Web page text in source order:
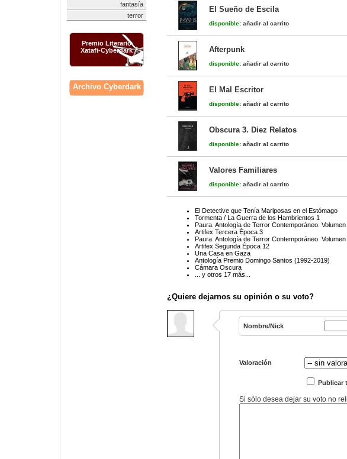
fantasía
terror
Premio Literario
Xatafi-Cyberdark
Archivo Cyberdark
El Sueño de Escila
disponible: añadir al carrito
Afterpunk
disponible: añadir al carrito
El Mal Escritor
disponible: añadir al carrito
Obscura 3. Diez Relatos
disponible: añadir al carrito
Valores Familiares
disponible: añadir al carrito
El Detective que Tenía Mariposas en el Estómago
Tormenta / La Guerra de los Hambrientos 1
Paura. Antología de Terror Contemporáneo. Volumen
Artifex Tercera Época 3
Paura. Antología de Terror Contemporáneo. Volumen
Artifex Segunda Época 12
Una Casa en Gaza
Antología Premio Domingo Santos (1992-2019)
Cámara Oscura
... y otros 17 más...
¿Quiere dejarnos su opinión o su voto?
Nombre/Nick
Valoración
Publicar
Si sólo desea dejar su voto no